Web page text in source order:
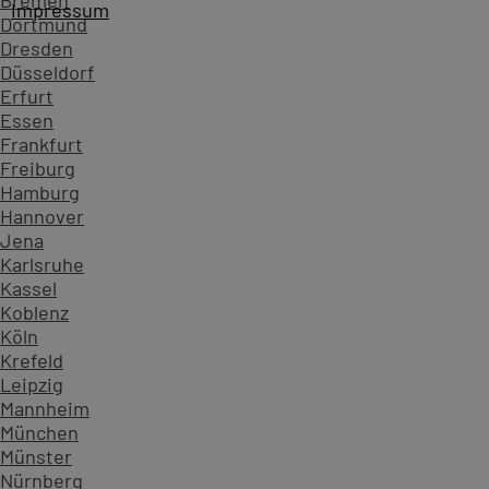
Dortmund
Dresden
Düsseldorf
Erfurt
Essen
Frankfurt
Freiburg
Hamburg
Hannover
Jena
Karlsruhe
Kassel
Koblenz
Köln
Krefeld
Leipzig
Mannheim
München
Münster
Nürnberg
Startseite
Zahlen, die Vertrauen schaffen - überzeugen Sie sich
234.599
Teilnehmende
904
Impressum